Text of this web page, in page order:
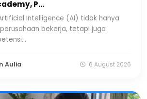
P...
Intelligence (AI) tidak hanya
bekerja, tetapi juga
Aulia 6 August 2026